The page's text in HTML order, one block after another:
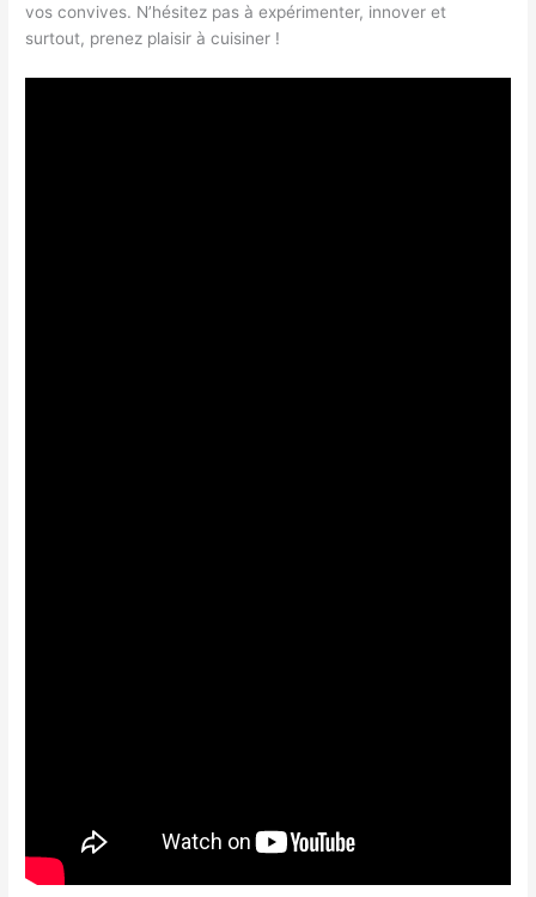
vos convives. N’hésitez pas à expérimenter, innover et
surtout, prenez plaisir à cuisiner !